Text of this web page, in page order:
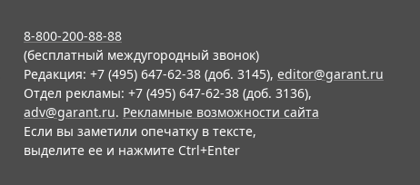
8-800-200-88-88
(бесплатный междугородный звонок)
Редакция: +7 (495) 647-62-38 (доб. 3145), editor@garant.ru
Отдел рекламы: +7 (495) 647-62-38 (доб. 3136),
adv@garant.ru. Рекламные возможности сайта
Если вы заметили опечатку в тексте,
выделите ее и нажмите Ctrl+Enter